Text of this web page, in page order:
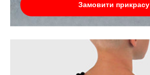
Замовити прикрасу